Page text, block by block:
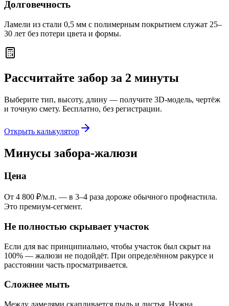
Долговечность
Ламели из стали 0,5 мм с полимерным покрытием служат 25–
30 лет без потери цвета и формы.
Рассчитайте забор за 2 минуты
Выберите тип, высоту, длину — получите 3D-модель, чертёж
и точную смету. Бесплатно, без регистрации.
Открыть калькулятор
Минусы забора-жалюзи
Цена
От 4 800 ₽/м.п. — в 3–4 раза дороже обычного профнастила.
Это премиум-сегмент.
Не полностью скрывает участок
Если для вас принципиально, чтобы участок был скрыт на
100% — жалюзи не подойдёт. При определённом ракурсе и
расстоянии часть просматривается.
Сложнее мыть